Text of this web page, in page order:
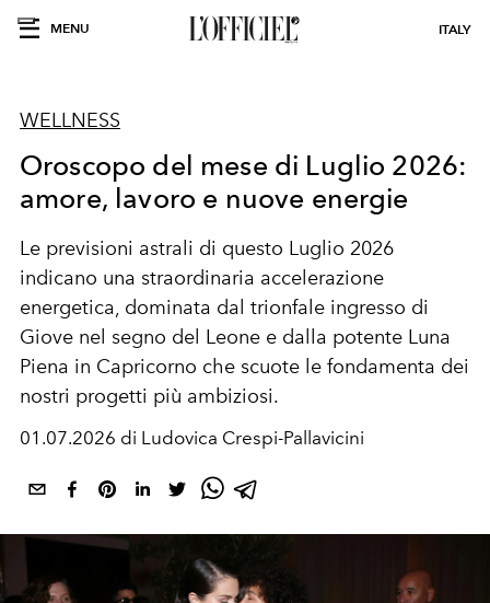
MENU ITALY
WELLNESS
Oroscopo del mese di Luglio 2026:
amore, lavoro e nuove energie
Le previsioni astrali di questo Luglio 2026
indicano una straordinaria accelerazione
energetica, dominata dal trionfale ingresso di
Giove nel segno del Leone e dalla potente Luna
Piena in Capricorno che scuote le fondamenta dei
nostri progetti più ambiziosi.
01.07.2026 di Ludovica Crespi-Pallavicini